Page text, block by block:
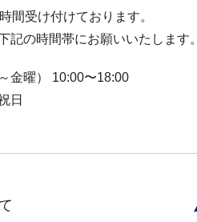
間受け付けております。
記の時間帯にお願いいたします。
金曜） 10:00〜18:00
日